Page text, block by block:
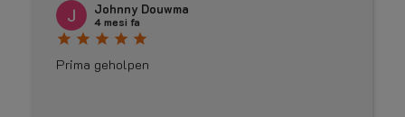
Johnny Douwma
4 mesi fa
star star star star star
Prima geholpen